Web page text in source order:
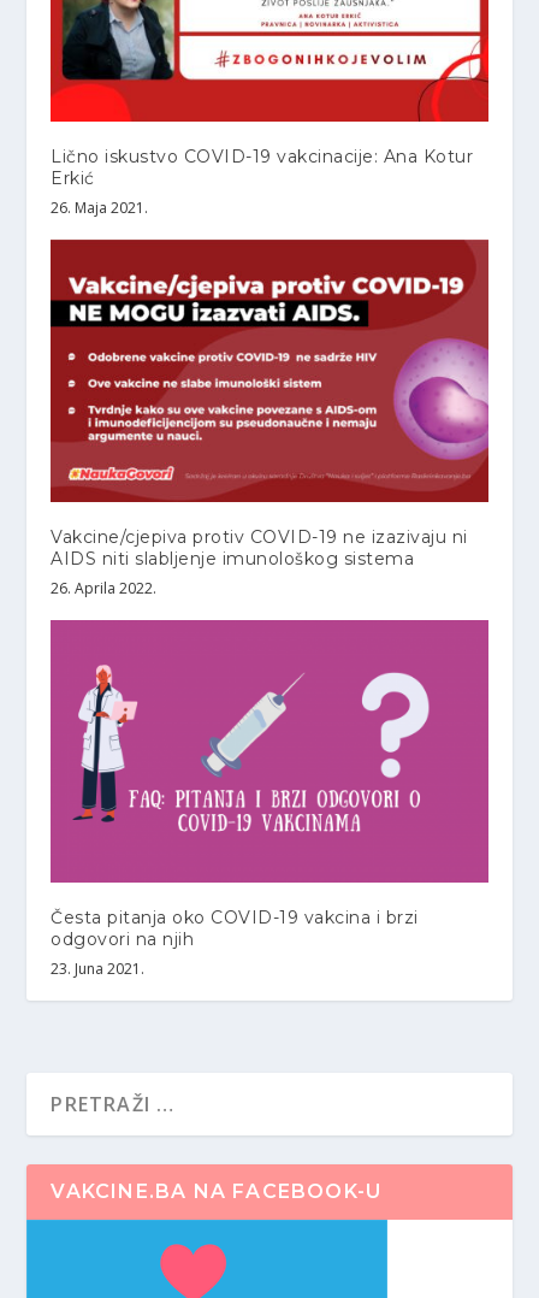
Lično iskustvo COVID-19 vakcinacije: Ana Kotur
Erkić
26. Maja 2021.
Vakcine/cjepiva protiv COVID-19 ne izazivaju ni
AIDS niti slabljenje imunološkog sistema
26. Aprila 2022.
Česta pitanja oko COVID-19 vakcina i brzi
odgovori na njih
23. Juna 2021.
VAKCINE.BA NA FACEBOOK-U